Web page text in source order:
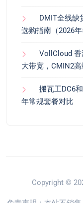
DMIT全线缺
选购指南（2026年
VollCloud 香
大带宽，CMIN2
搬瓦工DC6
年常规套餐对比
Copyright ©